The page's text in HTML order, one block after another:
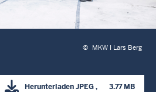
© MKW I Lars Berg
HerunterladenJPEG
      3.77 MB